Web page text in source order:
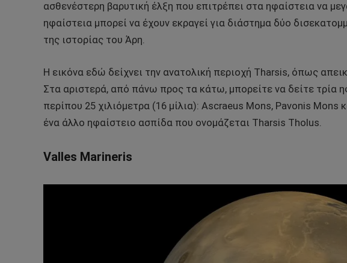
ασθενέστερη βαρυτική έλξη που επιτρέπει στα ηφαίστεια να
ηφαίστεια μπορεί να έχουν εκραγεί για διάστημα δύο
της ιστορίας του Άρη.
Η εικόνα εδώ δείχνει την ανατολική περιοχή Tharsis, όπως
Στα αριστερά, από πάνω προς τα κάτω, μπορείτε να δείτε τρία
περίπου 25 χιλιόμετρα (16 μίλια): Ascraeus Mons, Pavonis Mons
ένα άλλο ηφαίστειο ασπίδα που ονομάζεται Tharsis Tholus.
Valles Marineris